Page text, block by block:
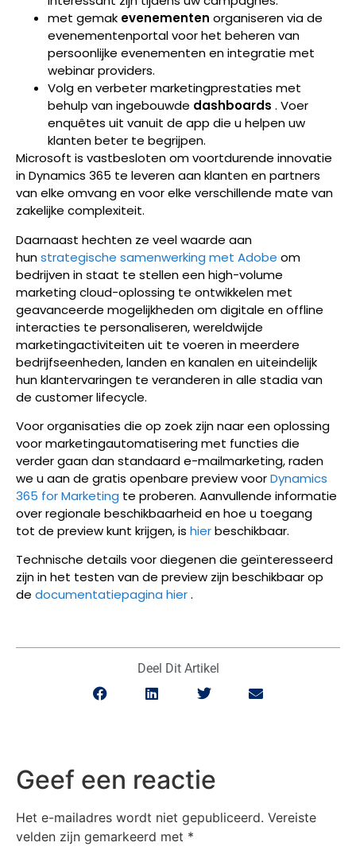
met gemak evenementen organiseren via de
evenementenportal voor het beheren van
persoonlijke evenementen en integratie met
webinar providers.
Volg en verbeter marketingprestaties met
behulp van ingebouwde dashboards . Voer
enquêtes uit vanuit de app die u helpen uw
klanten beter te begrijpen.
Microsoft is vastbesloten om voortdurende innovatie
in Dynamics 365 te leveren aan klanten en partners
van elke omvang en voor elke verschillende mate van
zakelijke complexiteit.
Daarnaast hechten ze veel waarde aan
hunstrategische samenwerking met Adobe om
bedrijven in staat te stellen een high-volume
marketing cloud-oplossing te ontwikkelen met
geavanceerde mogelijkheden om digitale en offline
interacties te personaliseren, wereldwijde
marketingactiviteiten uit te voeren in meerdere
bedrijfseenheden, landen en kanalen en uiteindelijk
hun klantervaringen te veranderen in alle stadia van
de customer lifecycle.
Voor organisaties die op zoek zijn naar een oplossing
voor marketingautomatisering met functies die
verder gaan dan standaard e-mailmarketing, raden
we u aan de gratis openbare preview voorDynamics
365 for Marketing te proberen. Aanvullende informatie
over regionale beschikbaarheid en hoe u toegang
tot de preview kunt krijgen, is hierbeschikbaar.
Technische details voor diegenen die geïnteresseerd
zijn in het testen van de preview zijn beschikbaar op
de documentatiepagina hier.
Deel Dit Artikel
Geef een reactie
Het e-mailadres wordt niet gepubliceerd. Vereiste
velden zijn gemarkeerd met *